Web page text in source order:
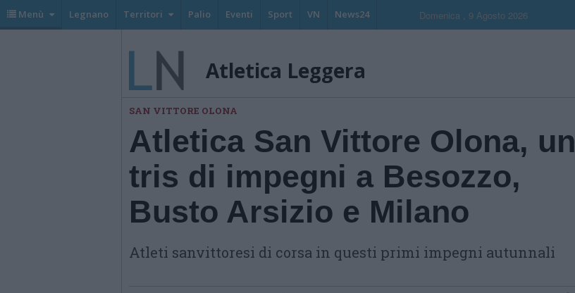
Menù Legnano Territori Palio Eventi Sport VN News24 Domenica , 9 Agosto 2026
Atletica Leggera
SAN VITTORE OLONA
Atletica San Vittore Olona, un
tris di impegni a Besozzo,
Busto Arsizio e Milano
Atleti sanvittoresi di corsa in questi primi impegni autunnali